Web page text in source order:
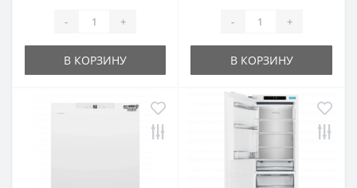
- +
В КОРЗИНУ
- +
В КОРЗИНУ